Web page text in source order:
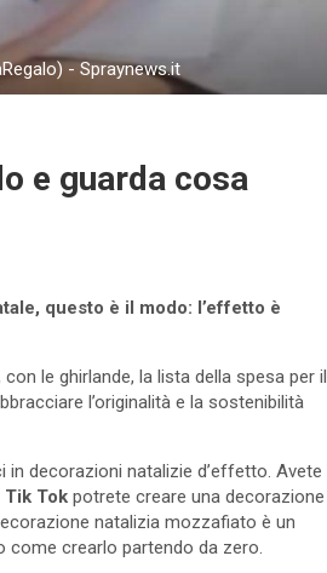
- Spraynews.it
e guarda cosa
questo è il modo: l’effetto è
le ghirlande, la lista della spesa per il
l’originalità e la sostenibilità
in decorazioni natalizie d’effetto. Avete
Tik Tok potrete creare una decorazione
natalizia mozzafiato è un
crearlo partendo da zero.